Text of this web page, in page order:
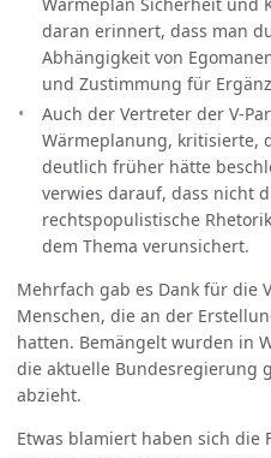
daran erinnert, dass man
Abhängigkeit von
und Zustimmung für
Auch der Vertreter der V-
Wärmeplanung, kritisierte,
deutlich früher hätte
verwies darauf, dass nicht
rechtspopulistische
dem Thema verunsichert.
Mehrfach gab es Dank für die
Menschen, die an der
hatten. Bemängelt wurden in
die aktuelle Bundesregierung
abzieht.
Etwas blamiert haben sich die